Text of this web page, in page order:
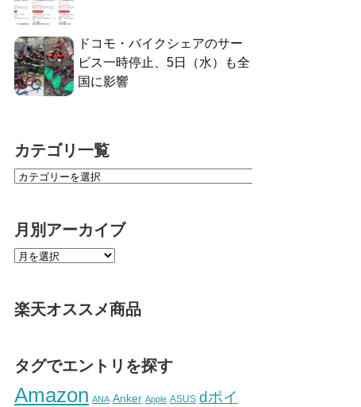
ドコモ・バイクシェアのサー
ビス一時停止、5日（水）も全
国に影響
カテゴリ一覧
月別アーカイブ
楽天オススメ商品
タグでエントリを探す
Amazon ANA Anker Apple ASUS dポイ